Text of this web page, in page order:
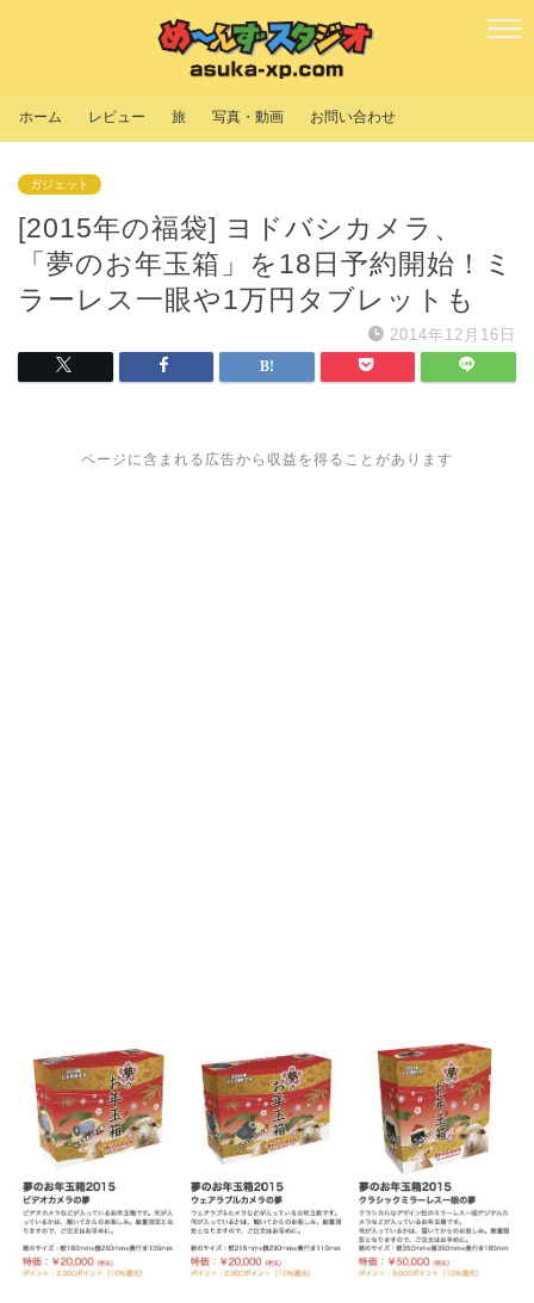
ホーム レビュー 旅 写真・動画 お問い合わせ
ガジェット
[2015年の福袋] ヨドバシカメラ、
「夢のお年玉箱」を18日予約開始！ミ
ラーレス一眼や1万円タブレットも
2014年12月16日
ページに含まれる広告から収益を得ることがあります